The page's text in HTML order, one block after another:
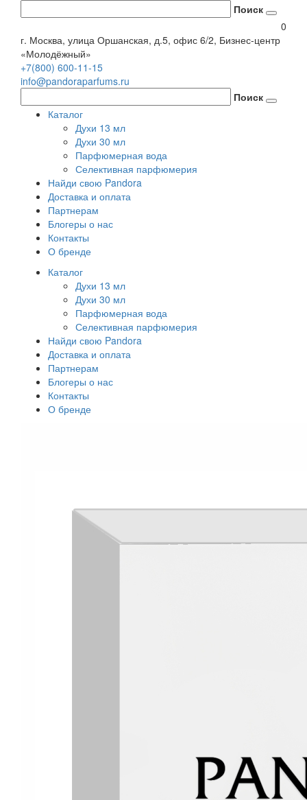
Поиск
0
г. Москва, улица Оршанская, д.5, офис 6/2, Бизнес-центр
«Молодёжный»
+7(800) 600-11-15
info@pandoraparfums.ru
Поиск
Каталог
Духи 13 мл
Духи 30 мл
Парфюмерная вода
Селективная парфюмерия
Найди свою Pandora
Доставка и оплата
Партнерам
Блогеры о нас
Контакты
О бренде
Каталог
Духи 13 мл
Духи 30 мл
Парфюмерная вода
Селективная парфюмерия
Найди свою Pandora
Доставка и оплата
Партнерам
Блогеры о нас
Контакты
О бренде